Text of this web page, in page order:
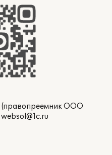
(правопреемник ООО
websol@1c.ru